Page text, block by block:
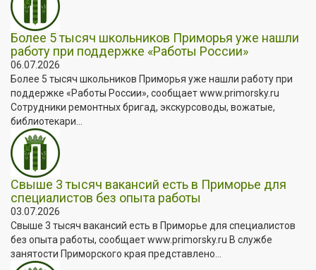
Более 5 тысяч школьников Приморья уже нашли
работу при поддержке «Работы России»
06.07.2026
Более 5 тысяч школьников Приморья уже нашли работу при
поддержке «Работы России», сообщает www.primorsky.ru
Сотрудники ремонтных бригад, экскурсоводы, вожатые,
библиотекари...
Свыше 3 тысяч вакансий есть в Приморье для
специалистов без опыта работы
03.07.2026
Свыше 3 тысяч вакансий есть в Приморье для специалистов
без опыта работы, сообщает www.primorsky.ru В службе
занятости Приморского края представлено...